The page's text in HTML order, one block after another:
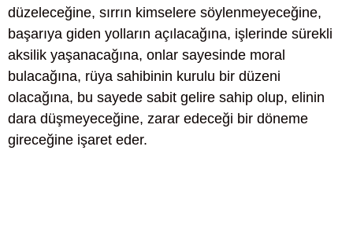
düzeleceğine, sırrın kimselere söylenmeyeceğine,
başarıya giden yolların açılacağına, işlerinde sürekli
aksilik yaşanacağına, onlar sayesinde moral
bulacağına, rüya sahibinin kurulu bir düzeni
olacağına, bu sayede sabit gelire sahip olup, elinin
dara düşmeyeceğine, zarar edeceği bir döneme
gireceğine işaret eder.